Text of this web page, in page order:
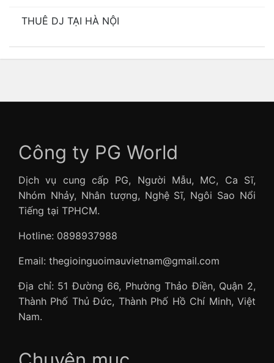
THUÊ DJ TẠI HÀ NỘI
Công ty PG World
Dịch vụ cung cấp PG, Người Mẫu, MC, Ca Sĩ,
Nhóm Nhảy, Nhân tượng, Nghệ Sĩ, Ngôi Sao Nổi
Tiếng tại TPHCM.
Hotline: 0898937988
Email: thegioinguoimauvietnam@gmail.com
Địa chỉ: 51 Đường 66, Phường Thảo Điền, Quận 2,
Thành Phố Thủ Đức, Thành Phố Hồ Chí Minh, Việt
Nam.